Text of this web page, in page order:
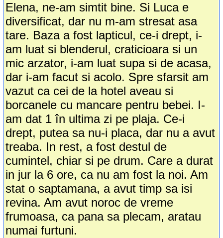
Elena, ne-am simtit bine. Si Luca e
diversificat, dar nu m-am stresat asa
tare. Baza a fost lapticul, ce-i drept, i-
am luat si blenderul, craticioara si un
mic arzator, i-am luat supa si de acasa,
dar i-am facut si acolo. Spre sfarsit am
vazut ca cei de la hotel aveau si
borcanele cu mancare pentru bebei. I-
am dat 1 în ultima zi pe plaja. Ce-i
drept, putea sa nu-i placa, dar nu a avut
treaba. In rest, a fost destul de
cumintel, chiar si pe drum. Care a durat
in jur la 6 ore, ca nu am fost la noi. Am
stat o saptamana, a avut timp sa isi
revina. Am avut noroc de vreme
frumoasa, ca pana sa plecam, aratau
numai furtuni.